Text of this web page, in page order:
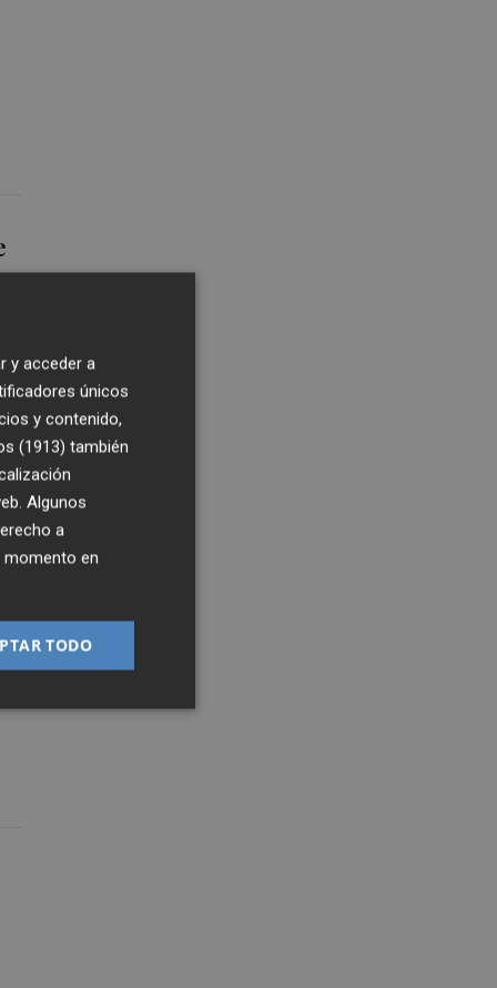
y acceder a
únicos
y contenido,
(1913) también
Algunos
a
momento en
TODO